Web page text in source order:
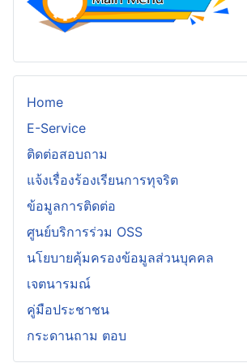
Home
E-Service
ติดต่อสอบถาม
แจ้งเรื่องร้องเรียนการทุจริต
ข้อมูลการติดต่อ
ศูนย์บริการร่วม OSS
นโยบายคุ้มครองข้อมูลส่วนบุคคล
เจตนารมณ์
คู่มือประชาชน
กระดานถาม ตอบ